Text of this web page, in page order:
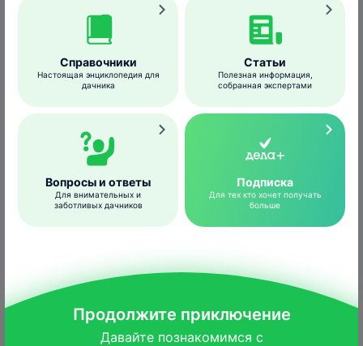
куколки длится около 2 недель.
Гусеница
Справочники
Настоящая энциклопедия для
дачника
Статьи
Полезная информация,
собранная экспертами
Вопросы и ответы
Для внимательных и
заботливых дачников
Подписка
Для тех кто хочет получать
больше
Продолжите приключение
Давайте познакомимся с